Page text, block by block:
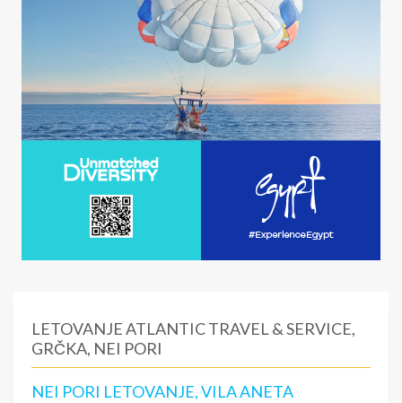
LETOVANJE ATLANTIC TRAVEL & SERVICE,
GRČKA, NEI PORI
NEI PORI LETOVANJE, VILA ANETA